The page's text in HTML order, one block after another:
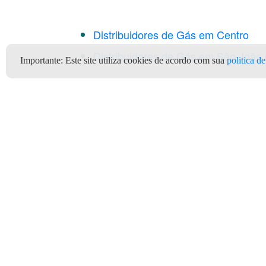
Distribuidores de Gás em Centro
Distribuidores de Gás em São João
Importante: Este site utiliza cookies de acordo com suapolitica